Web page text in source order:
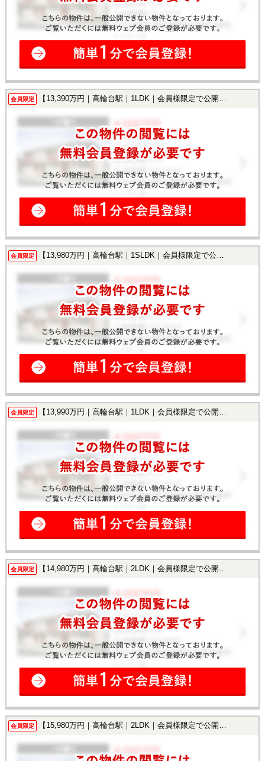
会員限定 【13,390万円｜高輪台駅｜1LDK｜会員様限定で公開中！】
会員限定 【13,980万円｜高輪台駅｜1SLDK｜会員様限定で公開中！】
会員限定 【13,990万円｜高輪台駅｜1LDK｜会員様限定で公開中！】
会員限定 【14,980万円｜高輪台駅｜2LDK｜会員様限定で公開中！】
会員限定 【15,980万円｜高輪台駅｜2LDK｜会員様限定で公開中！】